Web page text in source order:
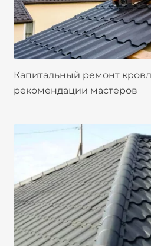
Капитальный ремонт
рекомендации мастеров